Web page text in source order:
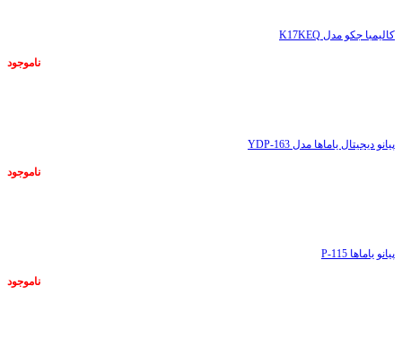
کالیمبا جکو مدل K17KEQ
ناموجود
پیانو دیجیتال یاماها مدل YDP-163
ناموجود
پیانو یاماها P-115
ناموجود